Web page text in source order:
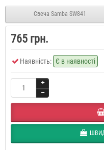
Свеча Samba SW841
765 грн.
Наявність: Є в наявності